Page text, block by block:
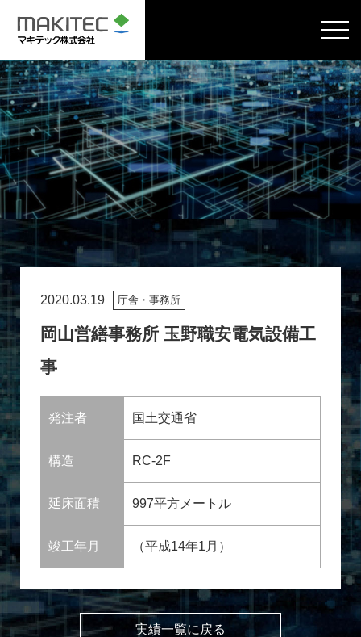
2020.03.19 庁舎・事務所
岡山営繕事務所 玉野職安電気設備工
事
発注者 国土交通省
構造 RC-2F
延床面積 997平方メートル
竣工年月 （平成14年1月）
実績一覧に戻る